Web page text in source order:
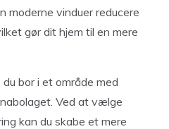
moderne vinduer reducere
gør dit hjem til en mere
bor i et område med
Ved at vælge
kan du skabe et mere